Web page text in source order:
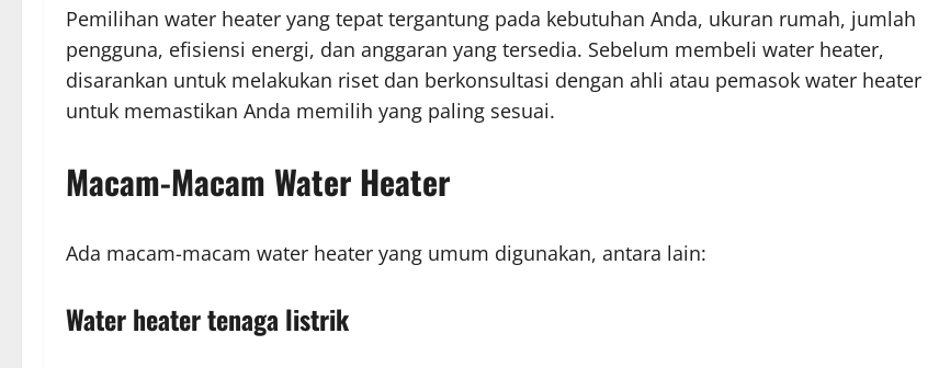
Pemilihan water heater yang tepat tergantung pada kebutuhan Anda, ukuran rumah, jumlah
pengguna, efisiensi energi, dan anggaran yang tersedia. Sebelum membeli water heater,
disarankan untuk melakukan riset dan berkonsultasi dengan ahli atau pemasok water heater
untuk memastikan Anda memilih yang paling sesuai.
Macam-Macam Water Heater
Ada macam-macam water heater yang umum digunakan, antara lain:
Water heater tenaga listrik